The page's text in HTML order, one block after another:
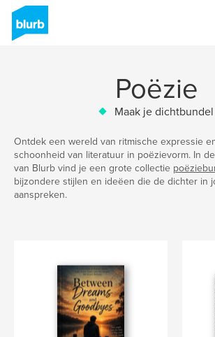
Poëzie
Maak je dichtbundel
Ontdek een wereld van ritmische expressie
schoonheid van literatuur in poëzievorm. In
van Blurb vind je een grote collectie
bijzondere stijlen en ideëen die de dichter in
aanspreken.